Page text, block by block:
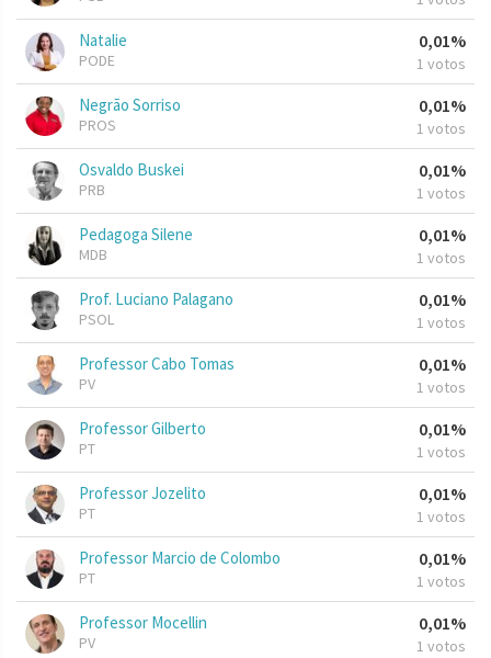
Natalie
PODE
0,01%
1 votos
Negrão Sorriso
PROS
0,01%
1 votos
Osvaldo Buskei
PRB
0,01%
1 votos
Pedagoga Silene
MDB
0,01%
1 votos
Prof. Luciano Palagano
PSOL
0,01%
1 votos
Professor Cabo Tomas
PV
0,01%
1 votos
Professor Gilberto
PT
0,01%
1 votos
Professor Jozelito
PT
0,01%
1 votos
Professor Marcio de Colombo
PT
0,01%
1 votos
Professor Mocellin
PV
0,01%
1 votos